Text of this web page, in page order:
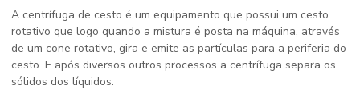
A centrífuga de cesto é um equipamento que possui um cesto
rotativo que logo quando a mistura é posta na máquina, através
de um cone rotativo, gira e emite as partículas para a periferia do
cesto. E após diversos outros processos a centrífuga separa os
sólidos dos líquidos.